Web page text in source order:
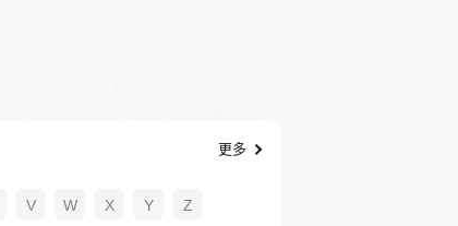
更多
V W X Y Z